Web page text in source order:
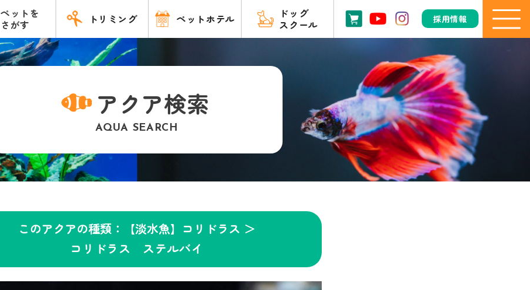
ペットを
さがす
トリミング ペットホテル
ドッグ
スクール
採用情報
アクア検索
AQUA SEARCH
このアクアの種類：【淡水魚】コリドラス ＞
コリドラス ステルバイ